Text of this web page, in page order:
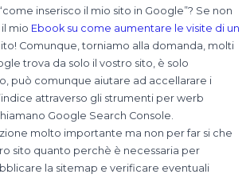
inserisco il mio sito in Google”? Se non
mio Ebook su come aumentare le visite di un
Comunque, torniamo alla domanda, molti
trova da solo il vostro sito, è solo
può comunque aiutare ad accellarare i
attraverso gli strumenti per werb
Google Search Console.
molto importante ma non per far si che
sito quanto perchè è necessaria per
la sitemap e verificare eventuali